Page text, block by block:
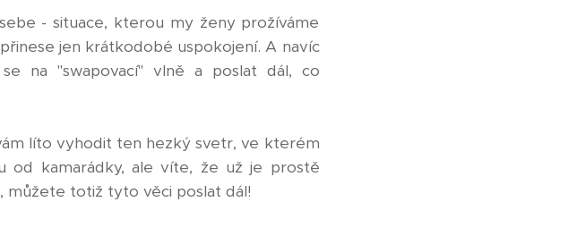
- situace, kterou my ženy prožíváme
jen krátkodobé uspokojení. A navíc
na "swapovací" vlně a poslat dál, co
líto vyhodit ten hezký svetr, ve kterém
od kamarádky, ale víte, že už je prostě
můžete totiž tyto věci poslat dál!